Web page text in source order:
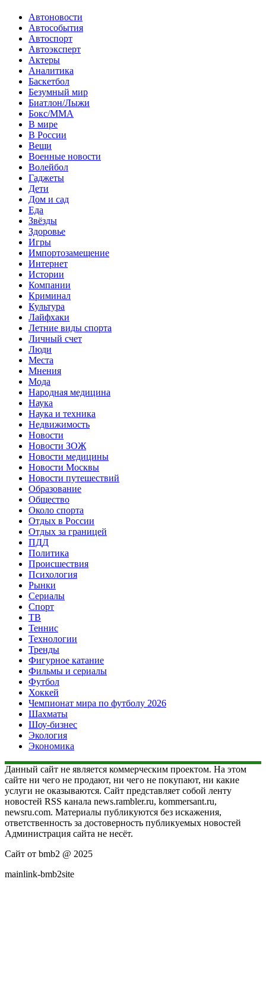
Автоновости
Автособытия
Автоспорт
Автоэксперт
Актеры
Аналитика
Баскетбол
Безумный мир
Биатлон/Лыжи
Бокс/MMA
В мире
В России
Вещи
Военные новости
Волейбол
Гаджеты
Дети
Дом и сад
Еда
Звёзды
Здоровье
Игры
Импортозамещение
Интернет
Истории
Компании
Криминал
Культура
Лайфхаки
Летние виды спорта
Личный счет
Люди
Места
Мнения
Мода
Народная медицина
Наука
Наука и техника
Недвижимость
Новости
Новости ЗОЖ
Новости медицины
Новости Москвы
Новости путешествий
Образование
Общество
Около спорта
Отдых в России
Отдых за границей
ПДД
Политика
Происшествия
Психология
Рынки
Сериалы
Спорт
ТВ
Теннис
Технологии
Тренды
Фигурное катание
Фильмы и сериалы
Футбол
Хоккей
Чемпионат мира по футболу 2026
Шахматы
Шоу-бизнес
Экология
Экономика
Данный сайт не является коммерческим проектом. На этом
сайте ни чего не продают, ни чего не покупают, ни какие
услуги не оказываются. Сайт представляет собой ленту
новостей RSS канала news.rambler.ru, kommersant.ru,
newsru.com. Материалы публикуются без искажения,
ответственность за достоверность публикуемых новостей
Администрация сайта не несёт.
Сайт от bmb2 @ 2025
mainlink-bmb2site